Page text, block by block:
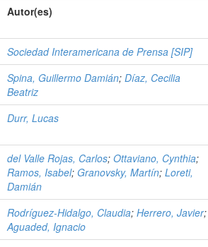
Autor(es)
Sociedad Interamericana de Prensa [SIP]
Spina, Guillermo Damián;Díaz, Cecilia
Beatriz
Durr, Lucas
del Valle Rojas, Carlos;Ottaviano, Cynthia;
Ramos, Isabel; Granovsky, Martín;Loreti,
Damián
Rodríguez-Hidalgo, Claudia;Herrero, Javier;
Aguaded, Ignacio